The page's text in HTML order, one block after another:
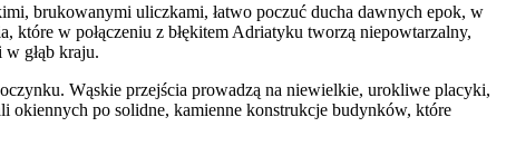
brukowanymi uliczkami, łatwo poczuć ducha dawnych epok, w
które w połączeniu z błękitem Adriatyku tworzą niepowtarzalny,
głąb kraju.
Wąskie przejścia prowadzą na niewielkie, urokliwe placyki,
okiennych po solidne, kamienne konstrukcje budynków, które